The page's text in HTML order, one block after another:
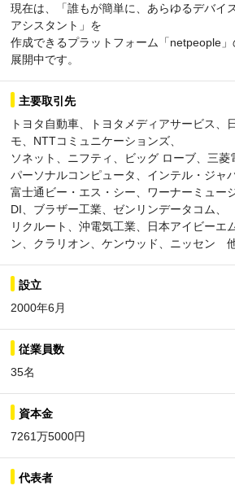
現在は、「誰もが簡単に、あらゆるデバイ
アシスタント」を
作成できるプラットフォーム「netpeople
展開中です。
主要取引先
トヨタ自動車、トヨタメディアサービス、
モ、NTTコミュニケーションズ、
ソネット、ニフティ、ビッグ ローブ、三
パーソナルコンピュータ、インテル・ジャパ
富士通ビー・エス・シー、ワーナーミュー
DI、ブラザー工業、ゼンリンデータコム、
リクルート、沖電気工業、日本アイビーエ
ン、クラリオン、ケンウッド、ニッセン
設立
2000年6月
従業員数
35名
資本金
7261万5000円
代表者